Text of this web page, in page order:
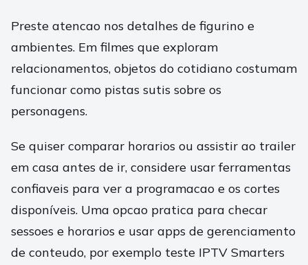
Preste atencao nos detalhes de figurino e
ambientes. Em filmes que exploram
relacionamentos, objetos do cotidiano costumam
funcionar como pistas sutis sobre os
personagens.
Se quiser comparar horarios ou assistir ao trailer
em casa antes de ir, considere usar ferramentas
confiaveis para ver a programacao e os cortes
disponíveis. Uma opcao pratica para checar
sessoes e horarios e usar apps de gerenciamento
de conteudo, por exemplo teste IPTV Smarters